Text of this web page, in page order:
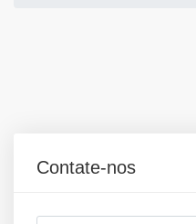
Contate-nos